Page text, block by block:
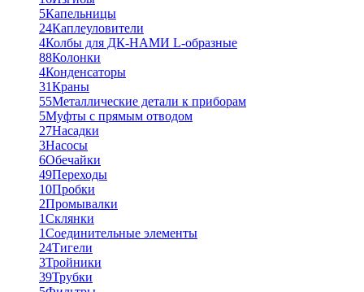
5Капельницы
24Каплеуловители
4Колбы для ДК-НАМИ L-образные
88Колонки
4Конденсаторы
31Краны
55Металлические детали к приборам
5Муфты с прямым отводом
27Насадки
3Насосы
6Обечайки
49Переходы
10Пробки
2Промывалки
1Склянки
1Соединительные элементы
24Тигели
3Тройники
39Трубки